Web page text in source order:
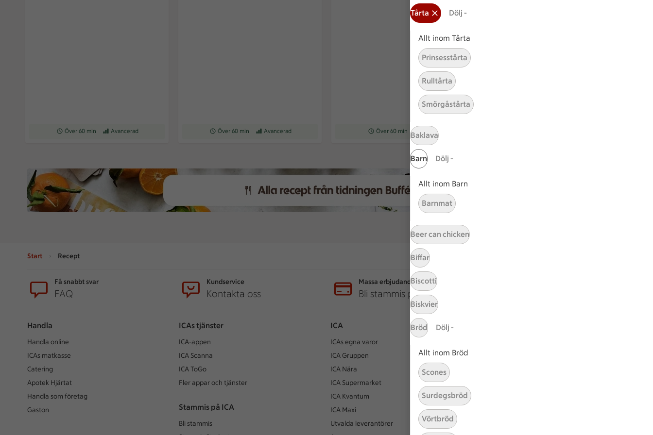
Tårta Dölj -
Allt inom Tårta
Prinsesstårta
Rulltårta
Smörgåstårta
Baklava
Barn Dölj -
Allt inom Barn
Barnmat
Beer can chicken
Biffar
Biscotti
Biskvier
Bröd Dölj -
Allt inom Bröd
Scones
Surdegsbröd
Vörtbröd
Receptet tar Över 60 min att tillaga
Över 60 min Receptet har Avancerad svårighetsgrad
Avancerad Receptet tar Över 60 min att tillaga
Över 60 min Receptet har Avancerad svårighetsgrad
Avancerad Receptet tar Över 60 min att tillaga
Över 60 min Receptet har Medel svårighetsgrad
Medel
Start Recept
Få snabbt svar
FAQ
Kundservice
Kontakta oss
Massa erbjudanden
Bli stammis på ICA
Handla
Handla online
ICAs matkasse
Catering
Apotek Hjärtat
Handla som företag
Gaston
ICAs tjänster
ICA-appen
ICA Scanna
ICA ToGo
Fler appar och tjänster
Stammis på ICA
Bli stammis
ICA
ICAs egna varor
ICA Gruppen
ICA Nära
ICA Supermarket
ICA Kvantum
ICA Maxi
Utvalda leverantörer